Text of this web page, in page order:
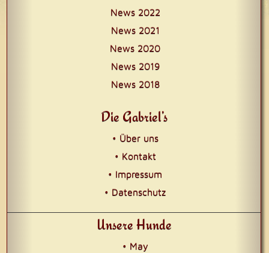
News 2022
News 2021
News 2020
News 2019
News 2018
Die Gabriel’s
• Über uns
• Kontakt
• Impressum
• Datenschutz
Unsere Hunde
• May